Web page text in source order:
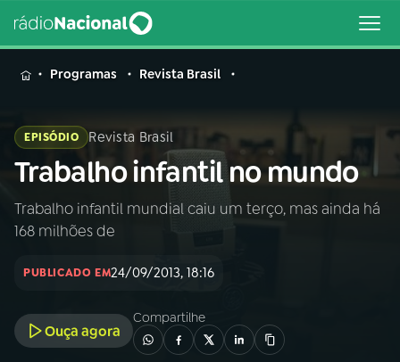
MENU
Buscar
na
Rádio
Nacional
Buscar
AO VIVO
INÍCIO
Programas Revista Brasil
EPISÓDIO Revista Brasil
Trabalho infantil no mundo
Trabalho infantil mundial caiu um terço, mas ainda há
168 milhões de
PUBLICADO EM24/09/2013, 18:16
Ouça agora
Compartilhe